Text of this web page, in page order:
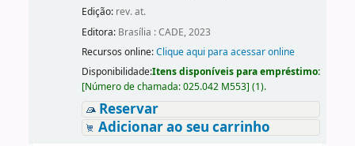
Edição: rev. at.
Editora: Brasília : CADE, 2023
Recursos online:Clique aqui para acessar online
Disponibilidade:Itens disponíveis para empréstimo:
[Número de chamada:025.042 M553] (1).
Reservar
Adicionar ao seu carrinho